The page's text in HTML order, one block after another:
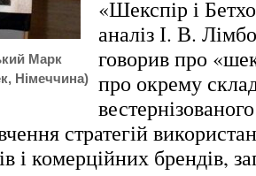
Марк
Німеччина)
«Шекспір і
аналіз І. В.
говорив про
про окрему
стратегій
і комерційних брендів,